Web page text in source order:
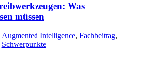
Was
müssen
Augmented Intelligence, Fachbeitrag,
Schwerpunkte